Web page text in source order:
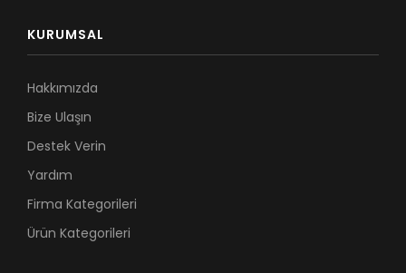
KURUMSAL
Hakkımızda
Bize Ulaşın
Destek Verin
Yardım
Firma Kategorileri
Ürün Kategorileri